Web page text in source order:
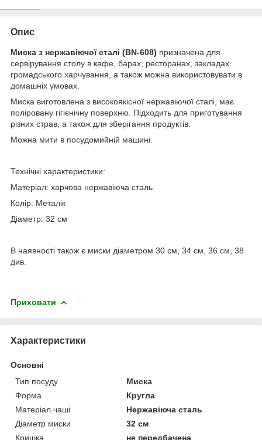
Опис
Миска з нержавіючої сталі (BN-608) призначена для
сервірування столу в кафе, барах, ресторанах, закладах
громадського харчування, а також можна використовувати в
домашніх умовах.
Миска виготовлена з високоякісної нержавіючої сталі, має
поліровану гігієнічну поверхню. Підходить для приготування
різних страв, а також для зберігання продуктів.
Можна мити в посудомийній машині.
Технічні характеристики:
Матеріал: харчова нержавіюча сталь
Колір: Металік
Діаметр: 32 см
В наявності також є миски діаметром 30 см, 34 см, 36 см, 38
див.
Приховати
Характеристики
Основні
Тип посуду
Миска
Форма
Кругла
Матеріал чаші
Нержавіюча сталь
Діаметр миски
32 см
Кришка
не передбачена